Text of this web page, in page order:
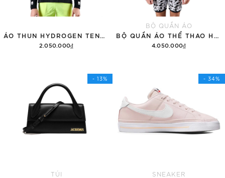
2.050.000₫
BỘ QUẦN ÁO
4.050.000₫
- 13%
TÚI
- 34%
SNEAKER